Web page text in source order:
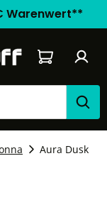
Warenwert**
Warenkorb
Aura Dusk